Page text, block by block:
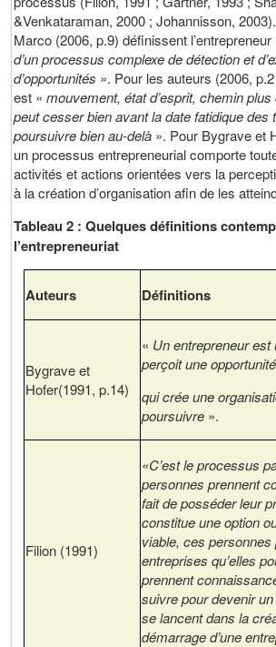
&Venkataraman, 2000 ; Johannisson,
Marco (2006, p.9) définissent
d’un processus complexe de détection et
d’opportunités ». Pour les auteurs (2006,
est «mouvement, état d’esprit, chemin
peut cesser bien avant la date fatidique des
poursuivre bien au-delà ». Pour Bygrave et
un processus entrepreneurial comporte
activités et actions orientées vers la
à la création d’organisation afin de les
Tableau 2 : Quelques définitions
l’entrepreneuriat
Auteurs Définitions
Bygrave et
Hofer(1991, p.14)
« Un entrepreneur
perçoit une
qui crée une
poursuivre ».
Filion (1991)
«C’est le processus
personnes prennent
fait de posséder leur
constitue une option
viable, ces personnes
entreprises qu’elles
prennent
suivre pour devenir
se lancent dans la
démarrage d’une